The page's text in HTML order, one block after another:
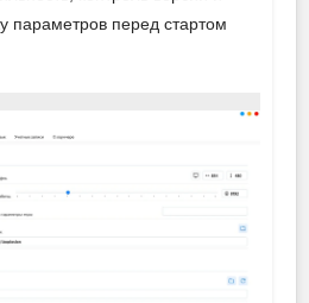
параметров перед стартом